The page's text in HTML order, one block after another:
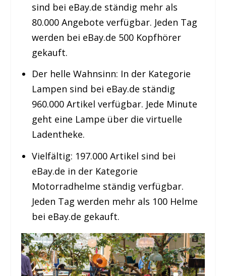
sind bei eBay.de ständig mehr als
80.000 Angebote verfügbar. Jeden Tag
werden bei eBay.de 500 Kopfhörer
gekauft.
Der helle Wahnsinn: In der Kategorie
Lampen sind bei eBay.de ständig
960.000 Artikel verfügbar. Jede Minute
geht eine Lampe über die virtuelle
Ladentheke.
Vielfältig: 197.000 Artikel sind bei
eBay.de in der Kategorie
Motorradhelme ständig verfügbar.
Jeden Tag werden mehr als 100 Helme
bei eBay.de gekauft.